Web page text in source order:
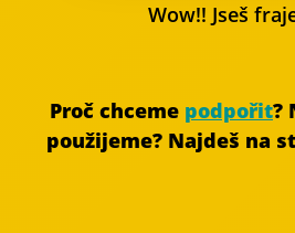
Wow!! Jseš
Proč chceme podpořit?
použijeme? Najdeš na